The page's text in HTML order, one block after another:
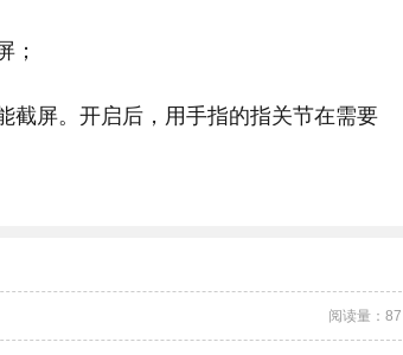
；
截屏。开启后，用手指的指关节在需要
阅读量：87